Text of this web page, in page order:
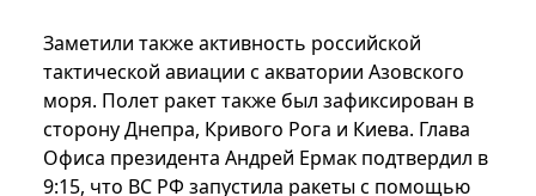
Заметили также активность российской
тактической авиации с акватории Азовского
моря. Полет ракет также был зафиксирован в
сторону Днепра, Кривого Рога и Киева. Глава
Офиса президента Андрей Ермак подтвердил в
9:15, что ВС РФ запустила ракеты с помощью